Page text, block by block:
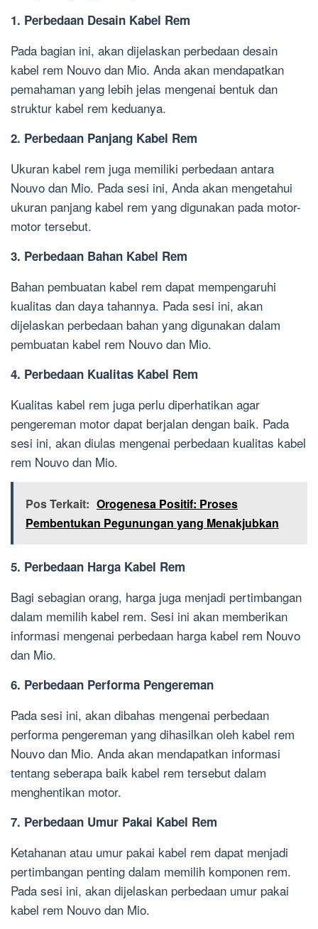
1. Perbedaan Desain Kabel Rem
Pada bagian ini, akan dijelaskan perbedaan desain
kabel rem Nouvo dan Mio. Anda akan mendapatkan
pemahaman yang lebih jelas mengenai bentuk dan
struktur kabel rem keduanya.
2. Perbedaan Panjang Kabel Rem
Ukuran kabel rem juga memiliki perbedaan antara
Nouvo dan Mio. Pada sesi ini, Anda akan mengetahui
ukuran panjang kabel rem yang digunakan pada motor-
motor tersebut.
3. Perbedaan Bahan Kabel Rem
Bahan pembuatan kabel rem dapat mempengaruhi
kualitas dan daya tahannya. Pada sesi ini, akan
dijelaskan perbedaan bahan yang digunakan dalam
pembuatan kabel rem Nouvo dan Mio.
4. Perbedaan Kualitas Kabel Rem
Kualitas kabel rem juga perlu diperhatikan agar
pengereman motor dapat berjalan dengan baik. Pada
sesi ini, akan diulas mengenai perbedaan kualitas kabel
rem Nouvo dan Mio.
Pos Terkait: Orogenesa Positif: Proses
Pembentukan Pegunungan yang Menakjubkan
5. Perbedaan Harga Kabel Rem
Bagi sebagian orang, harga juga menjadi pertimbangan
dalam memilih kabel rem. Sesi ini akan memberikan
informasi mengenai perbedaan harga kabel rem Nouvo
dan Mio.
6. Perbedaan Performa Pengereman
Pada sesi ini, akan dibahas mengenai perbedaan
performa pengereman yang dihasilkan oleh kabel rem
Nouvo dan Mio. Anda akan mendapatkan informasi
tentang seberapa baik kabel rem tersebut dalam
menghentikan motor.
7. Perbedaan Umur Pakai Kabel Rem
Ketahanan atau umur pakai kabel rem dapat menjadi
pertimbangan penting dalam memilih komponen rem.
Pada sesi ini, akan dijelaskan perbedaan umur pakai
kabel rem Nouvo dan Mio.